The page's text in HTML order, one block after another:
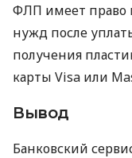
ФЛП имеет право
нужд после
получения
карты Visa или
Вывод
Банковский